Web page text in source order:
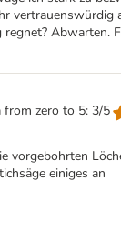
vertrauenswürdig
Abwarten.
from zero to 5: 3/5
vorgebohrten
einiges an